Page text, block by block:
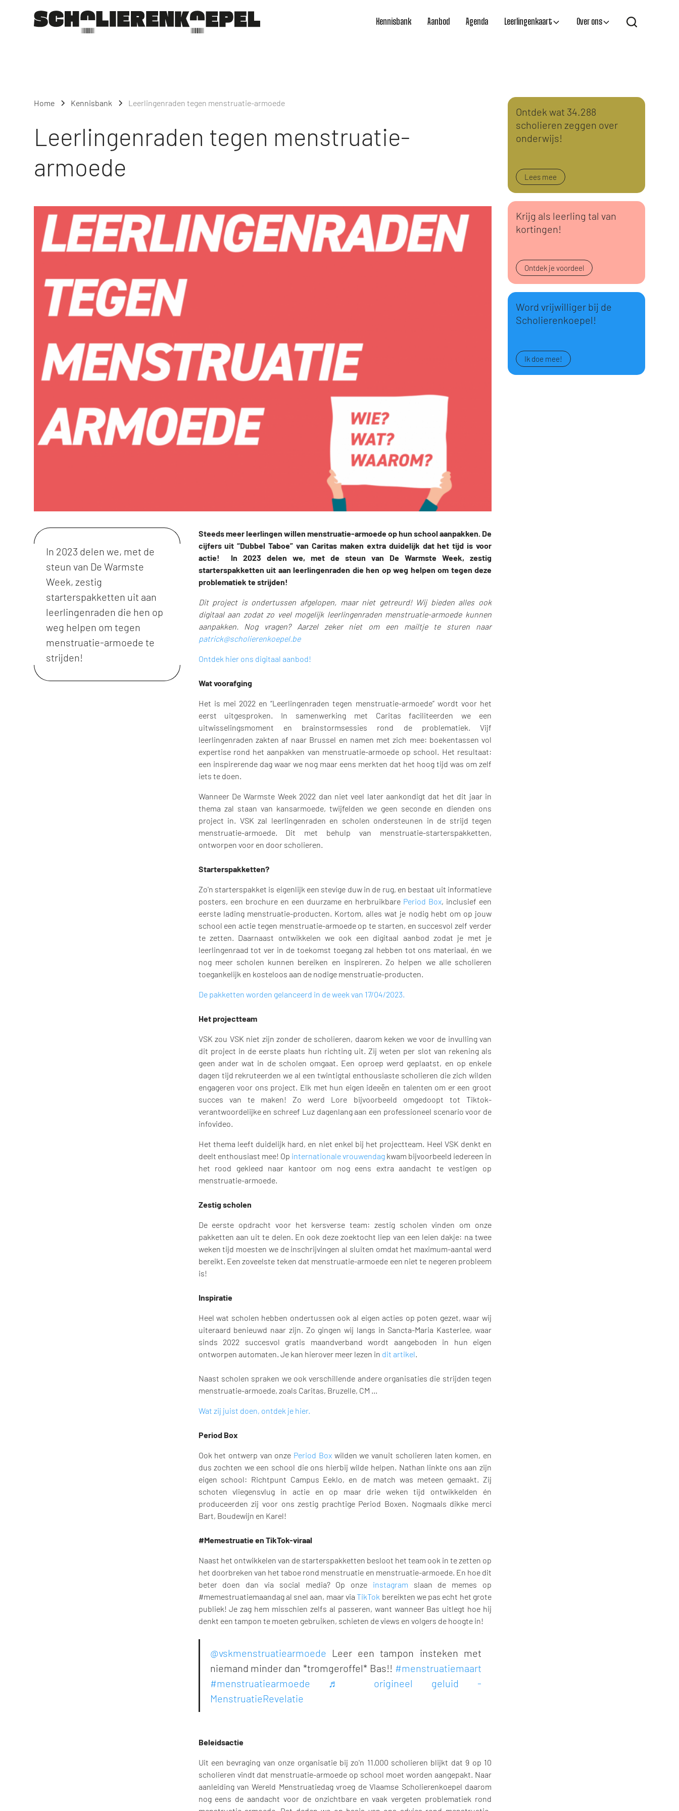
Kennisbank Aanbod Agenda Leerlingenkaart Over ons
Home Kennisbank Leerlingenraden tegen menstruatie-armoede
Leerlingenraden tegen menstruatie-
armoede
In 2023 delen we, met de
steun van De Warmste
Week, zestig
starterspakketten uit aan
leerlingenraden die hen op
weg helpen om tegen
menstruatie-armoede te
strijden!
Steeds meer leerlingen willen menstruatie-armoede op hun school aanpakken. De
cijfers uit “Dubbel Taboe” van Caritas maken extra duidelijk dat het tijd is voor
actie! In 2023 delen we, met de steun van De Warmste Week, zestig
starterspakketten uit aan leerlingenraden die hen op weg helpen om tegen deze
problematiek te strijden!
Dit project is ondertussen afgelopen, maar niet getreurd! Wij bieden alles ook
digitaal aan zodat zo veel mogelijk leerlingenraden menstruatie-armoede kunnen
aanpakken. Nog vragen? Aarzel zeker niet om een mailtje te sturen naar
patrick@scholierenkoepel.be
Ontdek hier ons digitaal aanbod!
Wat voorafging
Het is mei 2022 en “Leerlingenraden tegen menstruatie-armoede” wordt voor het
eerst uitgesproken. In samenwerking met Caritas faciliteerden we een
uitwisselingsmoment en brainstormsessies rond de problematiek. Vijf
leerlingenraden zakten af naar Brussel en namen met zich mee: boekentassen vol
expertise rond het aanpakken van menstruatie-armoede op school. Het resultaat:
een inspirerende dag waar we nog maar eens merkten dat het hoog tijd was om zelf
iets te doen.
Wanneer De Warmste Week 2022 dan niet veel later aankondigt dat het dit jaar in
thema zal staan van kansarmoede, twijfelden we geen seconde en dienden ons
project in. VSK zal leerlingenraden en scholen ondersteunen in de strijd tegen
menstruatie-armoede. Dit met behulp van menstruatie-starterspakketten,
ontworpen voor en door scholieren.
Starterspakketten?
Zo'n starterspakket is eigenlijk een stevige duw in de rug, en bestaat uit informatieve
posters, een brochure en een duurzame en herbruikbare Period Box, inclusief een
eerste lading menstruatie-producten. Kortom, alles wat je nodig hebt om op jouw
school een actie tegen menstruatie-armoede op te starten, en succesvol zelf verder
te zetten. Daarnaast ontwikkelen we ook een digitaal aanbod zodat je met je
leerlingenraad tot ver in de toekomst toegang zal hebben tot ons materiaal, én we
nog meer scholen kunnen bereiken en inspireren. Zo helpen we alle scholieren
toegankelijk en kosteloos aan de nodige menstruatie-producten.
De pakketten worden gelanceerd in de week van 17/04/2023.
Het projectteam
VSK zou VSK niet zijn zonder de scholieren, daarom keken we voor de invulling van
dit project in de eerste plaats hun richting uit. Zij weten per slot van rekening als
geen ander wat in de scholen omgaat. Een oproep werd geplaatst, en op enkele
dagen tijd rekruteerden we al een twintigtal enthousiaste scholieren die zich wilden
engageren voor ons project. Elk met hun eigen ideeën en talenten om er een groot
succes van te maken! Zo werd Lore bijvoorbeeld omgedoopt tot Tiktok-
verantwoordelijke en schreef Luz dagenlang aan een professioneel scenario voor de
infovideo.
Het thema leeft duidelijk hard, en niet enkel bij het projectteam. Heel VSK denkt en
deelt enthousiast mee! Op internationale vrouwendagkwam bijvoorbeeld iedereen in
het rood gekleed naar kantoor om nog eens extra aandacht te vestigen op
menstruatie-armoede.
Zestig scholen
De eerste opdracht voor het kersverse team: zestig scholen vinden om onze
pakketten aan uit te delen. En ook deze zoektocht liep van een leien dakje: na twee
weken tijd moesten we de inschrijvingen al sluiten omdat het maximum-aantal werd
bereikt. Een zoveelste teken dat menstruatie-armoede een niet te negeren probleem
is!
Inspiratie
Heel wat scholen hebben ondertussen ook al eigen acties op poten gezet, waar wij
uiteraard benieuwd naar zijn. Zo gingen wij langs in Sancta-Maria Kasterlee, waar
sinds 2022 succesvol gratis maandverband wordt aangeboden in hun eigen
ontworpen automaten. Je kan hierover meer lezen in dit artikel.
Naast scholen spraken we ook verschillende andere organisaties die strijden tegen
menstruatie-armoede, zoals Caritas, Bruzelle, CM …
Wat zij juist doen, ontdek je hier.
Period Box
Ook het ontwerp van onze Period Boxwilden we vanuit scholieren laten komen, en
dus zochten we een school die ons hierbij wilde helpen. Nathan linkte ons aan zijn
eigen school: Richtpunt Campus Eeklo, en de match was meteen gemaakt. Zij
schoten vliegensvlug in actie en op maar drie weken tijd ontwikkelden én
produceerden zij voor ons zestig prachtige Period Boxen. Nogmaals dikke merci
Bart, Boudewijn en Karel!
#Memestruatie en TikTok-viraal
Naast het ontwikkelen van de starterspakketten besloot het team ook in te zetten op
het doorbreken van het taboe rond menstruatie en menstruatie-armoede. En hoe dit
beter doen dan via social media? Op onze instagram slaan de memes op
#memestruatiemaandag al snel aan, maar viaTikTok bereikten we pas echt het grote
publiek! Je zag hem misschien zelfs al passeren, want wanneer Bas uitlegt hoe hij
denkt een tampon te moeten gebruiken, schieten de views en volgers de hoogte in!
@vskmenstruatiearmoede Leer een tampon insteken met
niemand minder dan *tromgeroffel* Bas!! #menstruatiemaart
#menstruatiearmoede
♬ origineel geluid -
MenstruatieRevelatie
Beleidsactie
Uit een bevraging van onze organisatie bij zo'n 11.000 scholieren blijkt dat 9 op 10
scholieren vindt dat menstruatie-armoede op school moet worden aangepakt. Naar
aanleiding van Wereld Menstruatiedag vroeg de Vlaamse Scholierenkoepel daarom
nog eens de aandacht voor de onzichtbare en vaak vergeten problematiek rond
Ontdek wat 34.288
scholieren zeggen over
onderwijs!
Lees mee
Krijg als leerling tal van
kortingen!
Ontdek je voordeel
Word vrijwilliger bij de
Scholierenkoepel!
Ik doe mee!